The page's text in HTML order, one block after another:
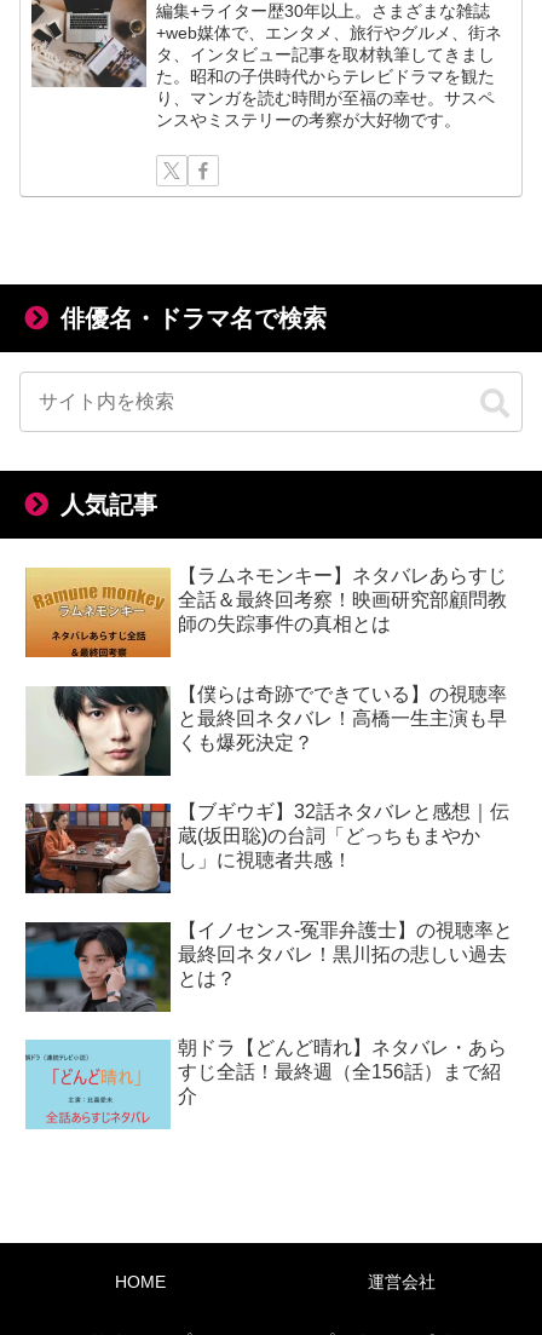
編集+ライター歴30年以上。さまざまな雑誌
+web媒体で、エンタメ、旅行やグルメ、街ネ
タ、インタビュー記事を取材執筆してきまし
た。昭和の子供時代からテレビドラマを観た
り、マンガを読む時間が至福の幸せ。サスペ
ンスやミステリーの考察が大好物です。
俳優名・ドラマ名で検索
人気記事
【ラムネモンキー】ネタバレあらすじ
全話＆最終回考察！映画研究部顧問教
師の失踪事件の真相とは
【僕らは奇跡でできている】の視聴率
と最終回ネタバレ！高橋一生主演も早
くも爆死決定？
【ブギウギ】32話ネタバレと感想｜伝
蔵(坂田聡)の台詞「どっちもまやか
し」に視聴者共感！
【イノセンス-冤罪弁護士】の視聴率と
最終回ネタバレ！黒川拓の悲しい過去
とは？
朝ドラ【どんど晴れ】ネタバレ・あら
すじ全話！最終週（全156話）まで紹
介
HOME 運営会社